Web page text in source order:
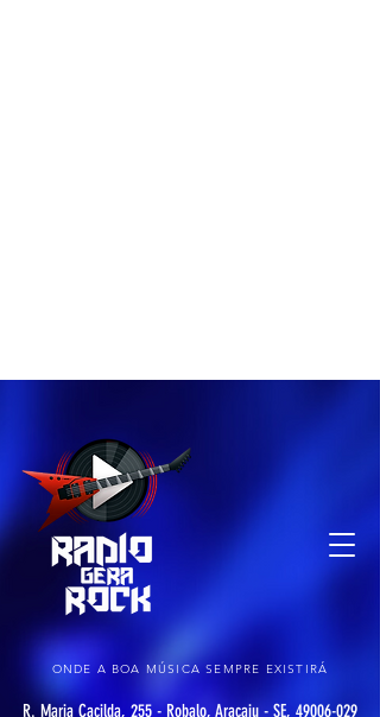
ONDE A BOA MÚSICA SEMPRE EXISTIRÁ
R. Maria Cacilda, 255 - Robalo, Aracaju - SE, 49006-029